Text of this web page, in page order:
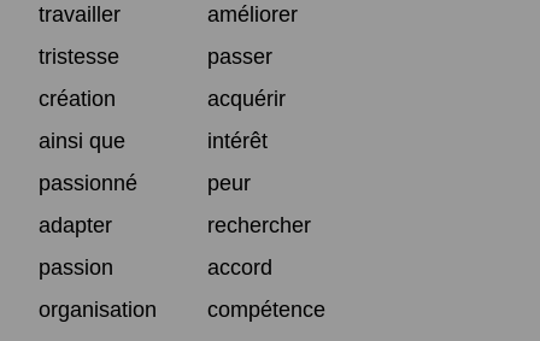
travailler
améliorer
tristesse
passer
création
acquérir
ainsi que
intérêt
passionné
peur
adapter
rechercher
passion
accord
organisation
compétence